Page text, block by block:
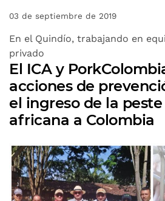
03 de septiembre de 2019
En el Quindío, trabajando en
privado
El ICA y
acciones de
el ingreso de la
africana a Colombia